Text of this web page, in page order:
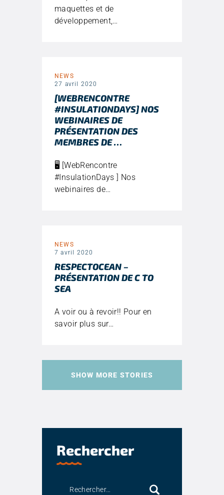
maquettes et de
développement,…
NEWS
27 avril 2020
[WEBRENCONTRE
#INSULATIONDAYS] NOS
WEBINAIRES DE
PRÉSENTATION DES
MEMBRES DE …
🖥️ [WebRencontre
#InsulationDays ] Nos
webinaires de…
NEWS
7 avril 2020
RESPECTOCEAN –
PRÉSENTATION DE C TO
SEA
A voir ou à revoir!! Pour en
savoir plus sur…
SHOW MORE STORIES
Rechercher